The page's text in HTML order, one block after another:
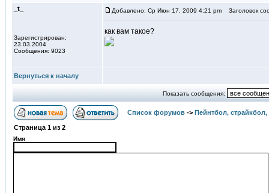
_t_
Зарегистрирован:
23.03.2004
Сообщения: 9023
Добавлено: Ср Июн 17, 2009 4:21 pm Заголовок
как вам такое?
Вернуться к началу
Показать сообщения:
Список форумов -> Пейнтбол,
Страница 1 из 2
Имя